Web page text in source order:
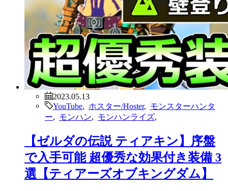
2023.05.13
YouTube
ホスター/Hoster, モンスターハンタ
ー
モンハン モンハンライズ
【ゼルダの伝説 ティアキン】序盤
で入手可能 超優秀な効果付き装備 3
選【ティアーズオブキングダム】